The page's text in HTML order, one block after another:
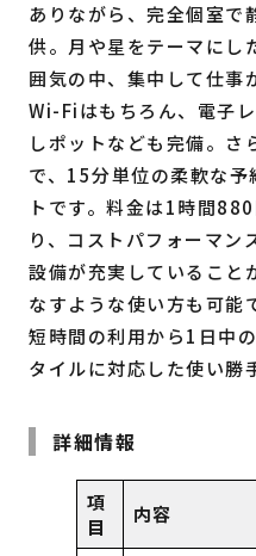
ありながら、完全個室で
供。月や星をテーマにし
囲気の中、集中して仕事
Wi-Fiはもちろん、電子
しポットなども完備。
で、15分単位の柔軟な
トです。料金は1時間
り、コストパフォーマン
設備が充実していること
なすような使い方も可能
短時間の利用から1日中
タイルに対応した使い勝
詳細情報
項
目
内容